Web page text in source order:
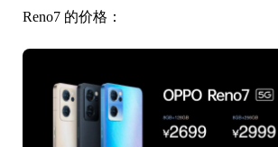
Reno7 的价格：